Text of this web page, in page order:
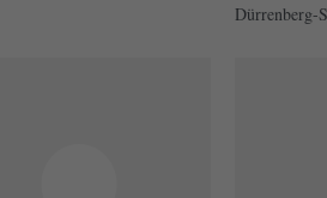
Dürrenberg-